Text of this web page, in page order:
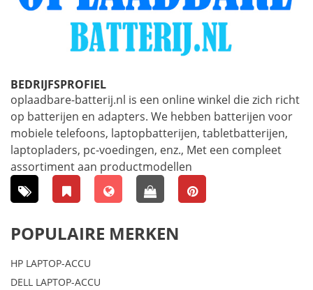
BEDRIJFSPROFIEL
oplaadbare-batterij.nl is een online winkel die zich richt
op batterijen en adapters. We hebben batterijen voor
mobiele telefoons, laptopbatterijen, tabletbatterijen,
laptopladers, pc-voedingen, enz., Met een compleet
assortiment aan productmodellen
POPULAIRE MERKEN
HP LAPTOP-ACCU
DELL LAPTOP-ACCU